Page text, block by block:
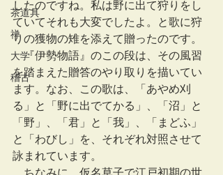
茶道具
禅
大学
稽古
したのですね。私は野に出て狩りをし
ていてそれも大変でしたよ。と歌に狩
りの獲物の雉を添えて贈ったのです。
『伊勢物語』のこの段は、その風習
を踏まえた贈答のやり取りを描いてい
ます。なお、この歌は、「あやめ刈
る」と「野に出でてかる」、「沼」と
「野」、「君」と「我」、「まどふ」
と「わびし」を、それぞれ対照させて
詠まれています。
ちなみに、仮名草子で江戸初期の世